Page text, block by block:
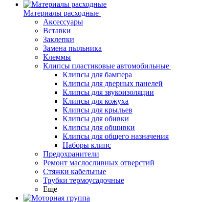
Материалы расходные
Аксессуары
Вставки
Заклепки
Замена пыльника
Клеммы
Клипсы пластиковые автомобильные
Клипсы для бампера
Клипсы для дверных панелей
Клипсы для звукоизоляции
Клипсы для кожуха
Клипсы для крыльев
Клипсы для обивки
Клипсы для обшивки
Клипсы для общего назначения
Наборы клипс
Предохранители
Ремонт маслосливных отверстий
Стяжки кабельные
Трубки термоусадочные
Еще